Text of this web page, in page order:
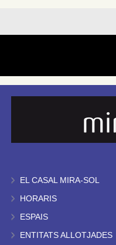
EL CASAL MIRA-SOL
HORARIS
ESPAIS
ENTITATS ALLOTJADES